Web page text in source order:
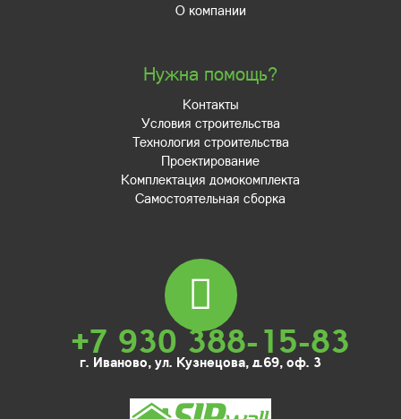
О компании
Нужна помощь?
Контакты
Условия строительства
Технология строительства
Проектирование
Комплектация домокомплекта
Самостоятельная сборка
+7 930 388-15-83
г. Иваново, ул. Кузнецова, д.69, оф. 3